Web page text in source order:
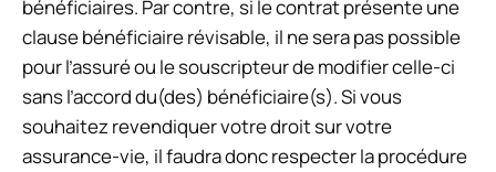
bénéficiaires. Par contre, si le contrat présente une
clause bénéficiaire révisable, il ne sera pas possible
pour l’assuré ou le souscripteur de modifier celle-ci
sans l’accord du(des) bénéficiaire(s). Si vous
souhaitez revendiquer votre droit sur votre
assurance-vie, il faudra donc respecter la procédure